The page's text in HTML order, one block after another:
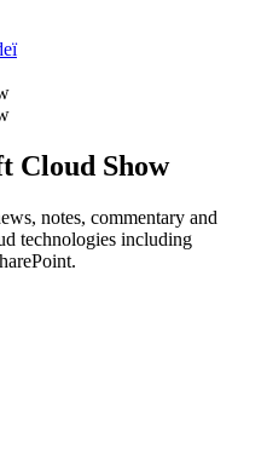
Cloud Show
notes, commentary and
technologies including